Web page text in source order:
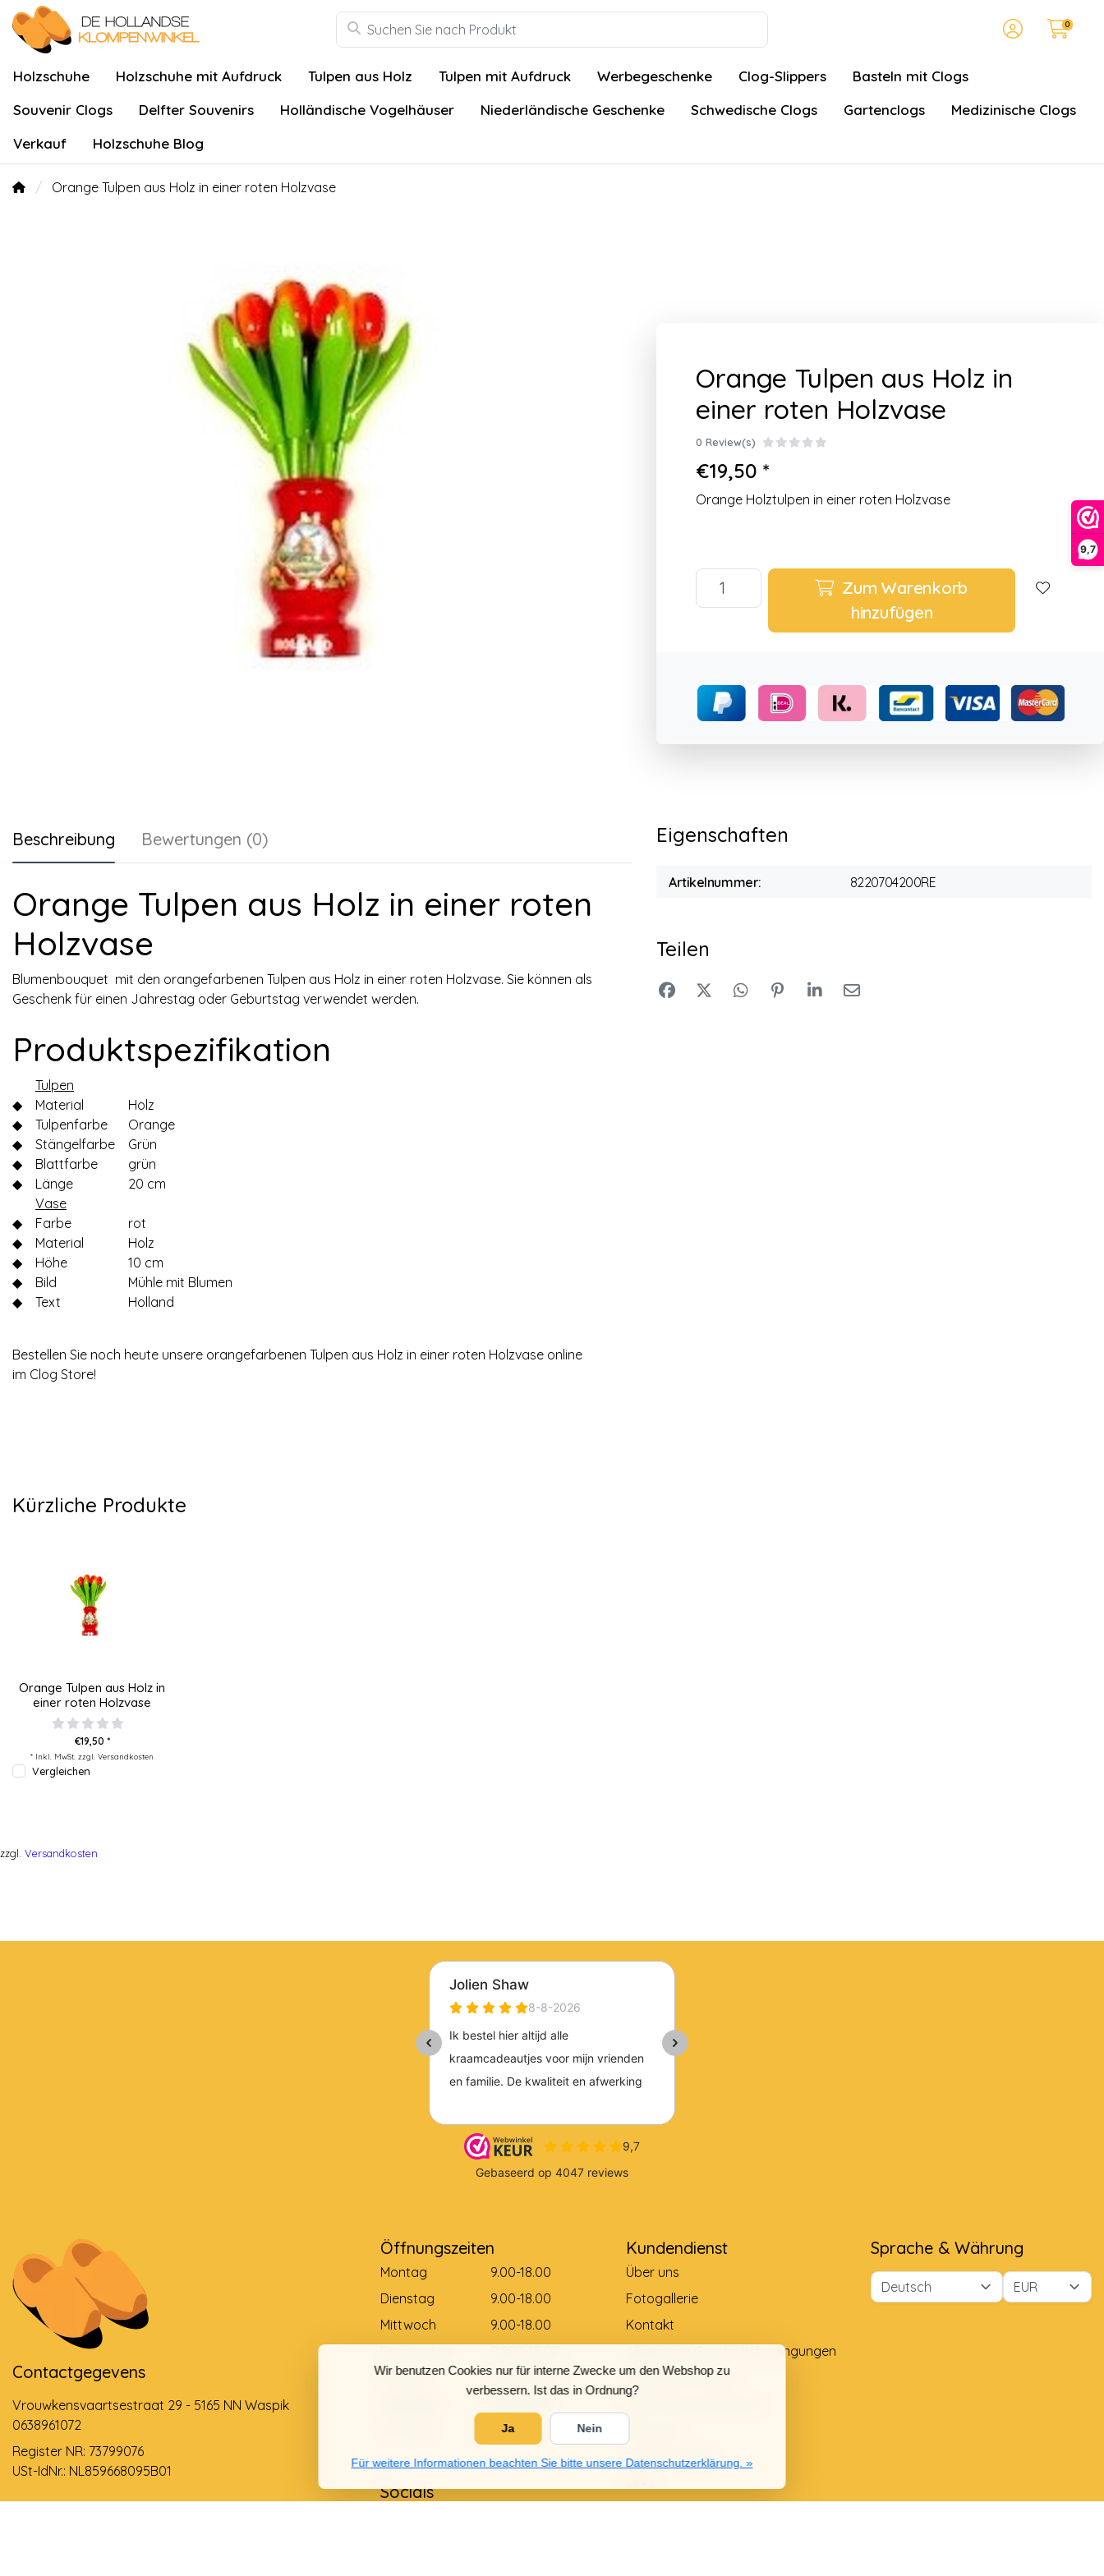
9,7
Wir benutzen Cookies nur für interne Zwecke um den Webshop zu
verbessern. Ist das in Ordnung?
Ja Nein
Für weitere Informationen beachten Sie bitte unsere Datenschutzerklärung. »
0
Holzschuhe Holzschuhe mit Aufdruck Tulpen aus Holz Tulpen mit Aufdruck Werbegeschenke Clog-Slippers
Basteln mit Clogs
Souvenir Clogs
Delfter Souvenirs Holländische Vogelhäuser Niederländische Geschenke Schwedische Clogs Gartenclogs
Medizinische Clogs
Verkauf
Holzschuhe Blog
Orange Tulpen aus Holz in einer roten Holzvase
Orange Tulpen aus Holz in
einer roten Holzvase
0 Review(s)
€19,50 *
Orange Holztulpen in einer roten Holzvase
Zum Warenkorb
hinzufügen
Beschreibung Bewertungen (0)
Orange Tulpen aus Holz in einer roten
Holzvase
Blumenbouquet mit den orangefarbenen Tulpen aus Holz in einer roten Holzvase. Sie können als
Geschenk für einen Jahrestag oder Geburtstag verwendet werden.
Produktspezifikation
Tulpen
◆
Material
Holz
◆
Tulpenfarbe
Orange
◆
Stängelfarbe
Grün
◆
Blattfarbe
grün
◆
Länge
20 cm
Vase
◆
Farbe
rot
◆
Material
Holz
◆
Höhe
10 cm
◆
Bild
Mühle mit Blumen
◆
Text Holland
Bestellen Sie noch heute unsere orangefarbenen Tulpen aus Holz in einer roten Holzvase online
im Clog Store!
Eigenschaften
Artikelnummer: 8220704200RE
Teilen
Kürzliche Produkte
Orange Tulpen aus Holz in
einer roten Holzvase
€19,50 *
* Inkl. MwSt. zzgl. Versandkosten
Vergleichen
zzgl. Versandkosten
Contactgegevens
Vrouwkensvaartsestraat 29 - 5165 NN Waspik
0638961072
Register NR: 73799076
USt-IdNr.: NL859668095B01
Öffnungszeiten
Montag
9.00-18.00
Dienstag
9.00-18.00
Mittwoch
9.00-18.00
Freitag
0.900-18.00
Gesloten
Socials
Kundendienst
Über uns
Fotogallerie
Kontakt
Allgemeine Geschäftsbedingungen
Zahlungsmethode
Größentabelle
Sprache & Währung